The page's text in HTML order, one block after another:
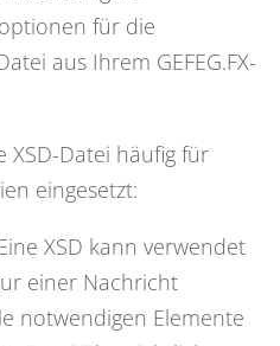
für die
aus Ihrem GEFEG.FX-
XSD-Datei häufig für
eingesetzt:
XSD kann verwendet
einer Nachricht
notwendigen Elemente